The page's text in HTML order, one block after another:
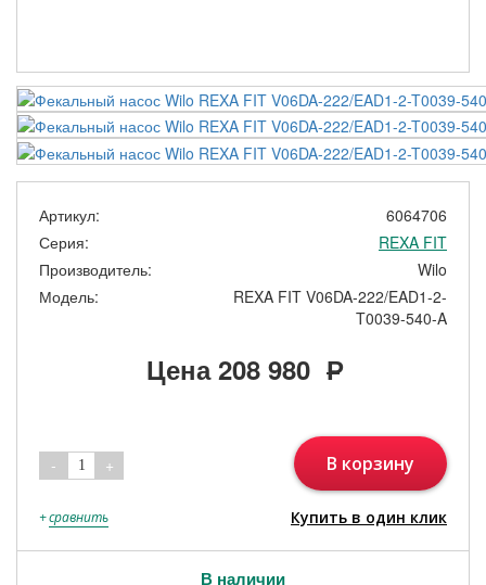
Артикул:
6064706
Серия:
REXA FIT
Производитель:
Wilo
Модель:
REXA FIT V06DA-222/EAD1-2-
T0039-540-A
Цена 208 980 Р
- 1 + В корзину
+сравнить Купить в один клик
В наличии